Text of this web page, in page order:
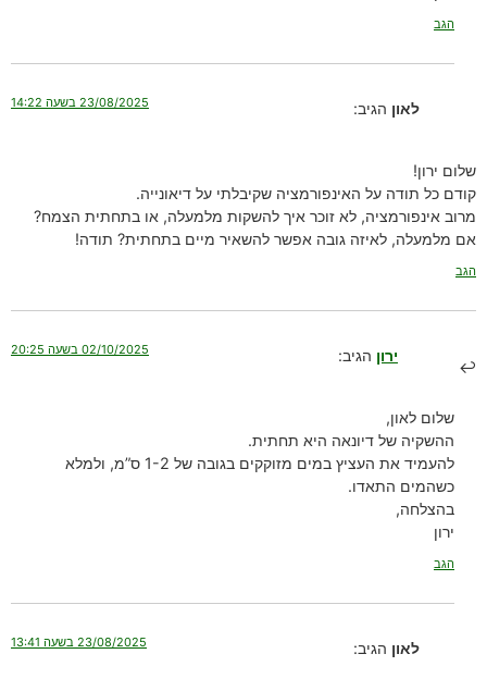
הגב
לאון הגיב: 23/08/2025 בשעה 14:22
שלום ירון!
קודם כל תודה על האינפורמציה שקיבלתי על דיאונייה.
מרוב אינפורמציה, לא זוכר איך להשקות מלמעלה, או בתחתית הצמח?
אם מלמעלה, לאיזה גובה אפשר להשאיר מיים בתחתית? תודה!
הגב
ירון הגיב: 02/10/2025 בשעה 20:25
שלום לאון,
ההשקיה של דיונאה היא תחתית.
להעמיד את העציץ במים מזוקקים בגובה של 1-2 ס”מ, ולמלא
כשהמים התאדו.
בהצלחה,
ירון
הגב
לאון הגיב: 23/08/2025 בשעה 13:41